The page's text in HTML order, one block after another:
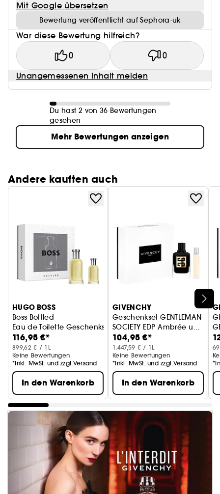
Mit Google übersetzen
Bewertung veröffentlicht auf Sephora-uk
War diese Bewertung hilfreich?
0 0
Unangemessenen Inhalt melden
Du hast 2 von 36 Bewertungen
gesehen
Mehr Bewertungen anzeigen
Andere kauften auch
HUGO BOSS
Boss Bottled
Eau de Toilette Geschenkset
116,95 €*
899,62 € / 1L
Keine Bewertungen
*Inkl. MwSt. und zzgl.Versand
In den Warenkorb
GIVENCHY
Geschenkset GENTLEMAN
SOCIETY EDP Ambrée und
Travel Spray
104,95 €*
1.447,59 € / 1L
Keine Bewertungen
*Inkl. MwSt. und zzgl.Versand
In den Warenkorb